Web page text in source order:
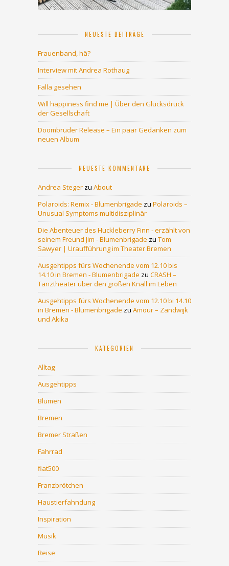
NEUESTE BEITRÄGE
Frauenband, hä?
Interview mit Andrea Rothaug
Falla gesehen
Will happiness find me | Über den Glücksdruck
der Gesellschaft
Doombruder Release – Ein paar Gedanken zum
neuen Album
NEUESTE KOMMENTARE
Andrea Steger zu About
Polaroids: Remix - Blumenbrigade zu Polaroids –
Unusual Symptoms multidisziplinär
Die Abenteuer des Huckleberry Finn - erzählt von
seinem Freund Jim - Blumenbrigade zu Tom
Sawyer | Uraufführung im Theater Bremen
Ausgehtipps fürs Wochenende vom 12.10 bis
14.10 in Bremen - Blumenbrigade zu CRASH –
Tanztheater über den großen Knall im Leben
Ausgehtipps fürs Wochenende vom 12.10 bi 14.10
in Bremen - Blumenbrigade zu Amour – Zandwijk
und Akika
KATEGORIEN
Alltag
Ausgehtipps
Blumen
Bremen
Bremer Straßen
Fahrrad
fiat500
Franzbrötchen
Haustierfahndung
Inspiration
Musik
Reise